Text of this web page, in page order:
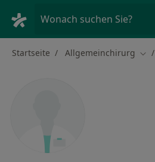
Wonach suchen Sie?
Startseite Allgemeinchirurg